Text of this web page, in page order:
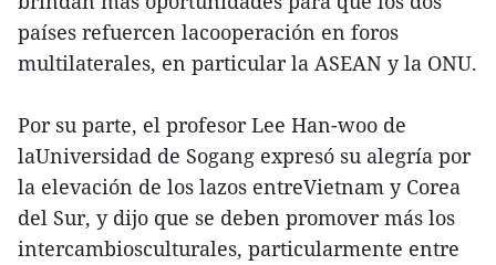
países refuercen lacooperación en foros
multilaterales, en particular la ASEAN y la ONU.
Por su parte, el profesor Lee Han-woo de
laUniversidad de Sogang expresó su alegría por
la elevación de los lazos entreVietnam y Corea
del Sur, y dijo que se deben promover más los
intercambiosculturales, particularmente entre